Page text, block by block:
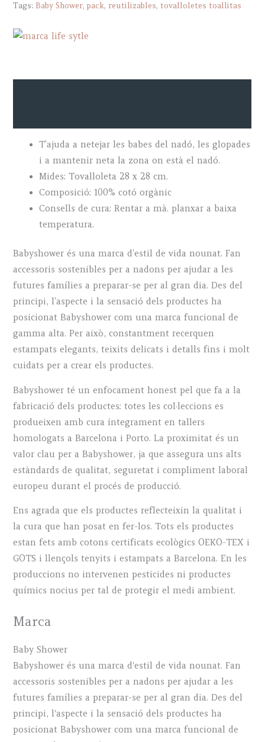
Tags: Baby Shower,pack, reutilizables, tovalloletes toallitas
T’ajuda a netejar les babes del nadó, les glopades
i a mantenir neta la zona on està el nadó.
Mides: Tovalloleta 28 x 28 cm.
Composició: 100% cotó orgànic
Consells de cura: Rentar a mà. planxar a baixa
temperatura.
Babyshower és una marca d’estil de vida nounat. Fan
accessoris sostenibles per a nadons per ajudar a les
futures famílies a preparar-se per al gran dia. Des del
principi, l’aspecte i la sensació dels productes ha
posicionat Babyshower com una marca funcional de
gamma alta. Per això, constantment recerquen
estampats elegants, teixits delicats i detalls fins i molt
cuidats per a crear els productes.
Babyshower té un enfocament honest pel que fa a la
fabricació dels productes: totes les col·leccions es
produeixen amb cura íntegrament en tallers
homologats a Barcelona i Porto. La proximitat és un
valor clau per a Babyshower, ja que assegura uns alts
estàndards de qualitat, seguretat i compliment laboral
europeu durant el procés de producció.
Ens agrada que els productes reflecteixin la qualitat i
la cura que han posat en fer-los. Tots els productes
estan fets amb cotons certificats ecològics OEKO-TEX i
GOTS i llençols tenyits i estampats a Barcelona. En les
produccions no intervenen pesticides ni productes
químics nocius per tal de protegir el medi ambient.
Marca
Baby Shower
Babyshower és una marca d'estil de vida nounat. Fan
accessoris sostenibles per a nadons per ajudar a les
futures famílies a preparar-se per al gran dia. Des del
principi, l'aspecte i la sensació dels productes ha
posicionat Babyshower com una marca funcional de